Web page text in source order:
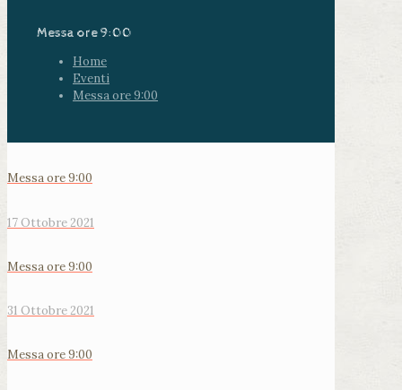
Messa ore 9:00
Home
Eventi
Messa ore 9:00
Messa ore 9:00
17 Ottobre 2021
Messa ore 9:00
31 Ottobre 2021
Messa ore 9:00